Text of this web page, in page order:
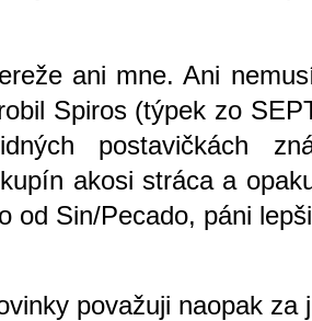
ani mne. Ani
Spiros (týpek zo
postavičkách
akosi stráca a
od Sin/Pecado, páni
považuji naopak za